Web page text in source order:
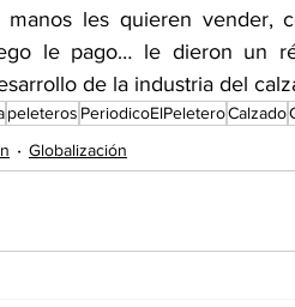
les quieren vender,
le pago… le dieron un
de la industria del
peleteros PeriodicoElPeleteroCalzado
Globalización